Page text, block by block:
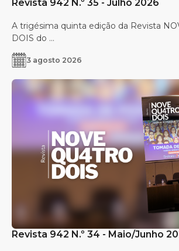
Revista 942 N.º 35 - Julho 2026
A trigésima quinta edição da Revista
DOIS do ...
3 agosto 2026
Revista 942 N.º 34 - Maio/Junho